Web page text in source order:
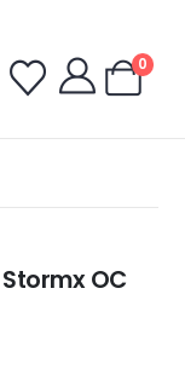
0
Stormx OC